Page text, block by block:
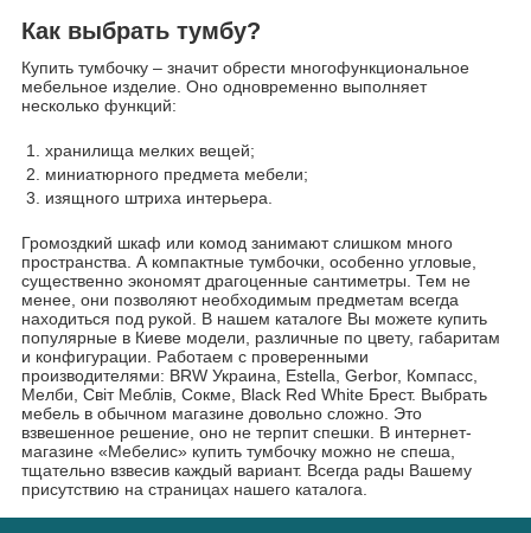
Как выбрать тумбу?
Купить тумбочку – значит обрести многофункциональное
мебельное изделие. Оно одновременно выполняет
несколько функций:
хранилища мелких вещей;
миниатюрного предмета мебели;
изящного штриха интерьера.
Громоздкий шкаф или комод занимают слишком много
пространства. А компактные тумбочки, особенно угловые,
существенно экономят драгоценные сантиметры. Тем не
менее, они позволяют необходимым предметам всегда
находиться под рукой. В нашем каталоге Вы можете купить
популярные в Киеве модели, различные по цвету, габаритам
и конфигурации. Работаем с проверенными
производителями: BRW Украина, Estella, Gerbor, Компасс,
Мелби, Світ Меблів, Сокме, Black Red White Брест. Выбрать
мебель в обычном магазине довольно сложно. Это
взвешенное решение, оно не терпит спешки. В интернет-
магазине «Мебелис» купить тумбочку можно не спеша,
тщательно взвесив каждый вариант. Всегда рады Вашему
присутствию на страницах нашего каталога.